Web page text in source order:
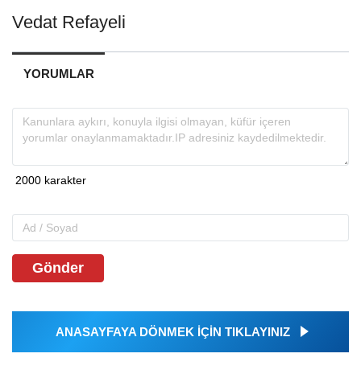
Vedat Refayeli
YORUMLAR
Gönder
ANASAYFAYA DÖNMEK İÇİN TIKLAYINIZ